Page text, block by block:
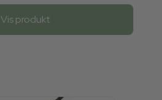
Vis produkt